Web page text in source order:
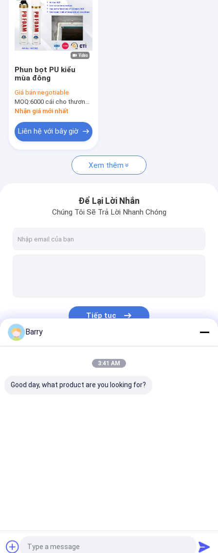
Phun bọt PU
Keo silicone
Keo polyurethane
sản phẩm chăm sóc cá nhân
Phun bọt PU kiểu
mùa đông
Giá bán:negotiable
MOQ:6000 cái cho thương hiệu Aristo, 15000 cái cho thương hiệu của khách hàng
Nhận giá mới nhất
Liên hệ với bây giờ
Xem thêm
Để Lại Lời Nhắn
Chúng Tôi Sẽ Trả Lời Nhanh Chóng
Tiếp tục
Barry
3:41 AM
Good day, what product are you looking for?